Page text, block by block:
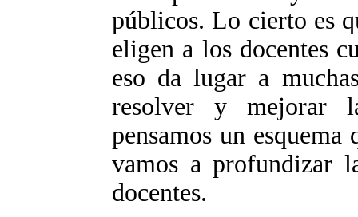
públicos. Lo cierto es
eligen a los docentes
eso da lugar a
resolver y mejorar
pensamos un
vamos a profundizar
docentes.